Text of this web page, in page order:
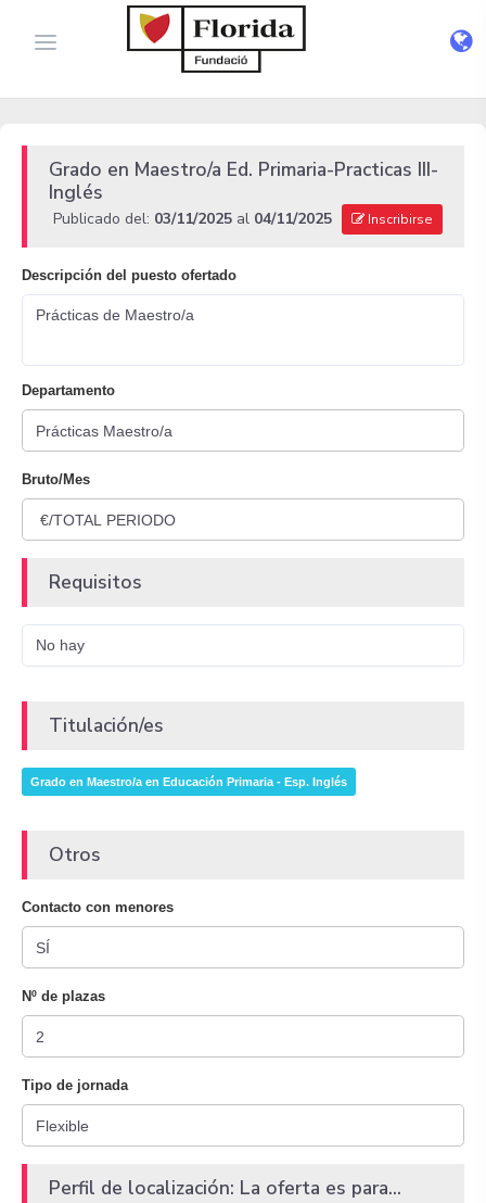
Grado en Maestro/a Ed. Primaria-Practicas III-
Inglés
Publicado del: 03/11/2025 al 04/11/2025 Inscribirse
Descripción del puesto ofertado
Prácticas de Maestro/a
Departamento
Bruto/Mes
Requisitos
No hay
Titulación/es
Grado en Maestro/a en Educación Primaria - Esp. Inglés
Otros
Contacto con menores
Nº de plazas
Tipo de jornada
Perfil de localización: La oferta es para...